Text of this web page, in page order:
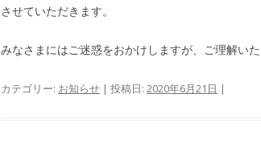
させていただきます。
みなさまにはご迷惑をおかけしますが、ご理解い
カテゴリー: お知らせ | 投稿日: 2020年6月21日 |